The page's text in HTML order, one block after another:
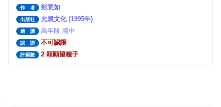
作 者 彭意如
出版社 允晨文化 (1995年)
適 讀 高年段 國中
認 證 不可認證
許願數 2 顆願望種子